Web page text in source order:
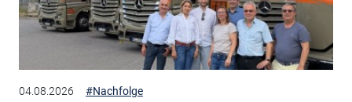
04.08.2026 #Nachfolge